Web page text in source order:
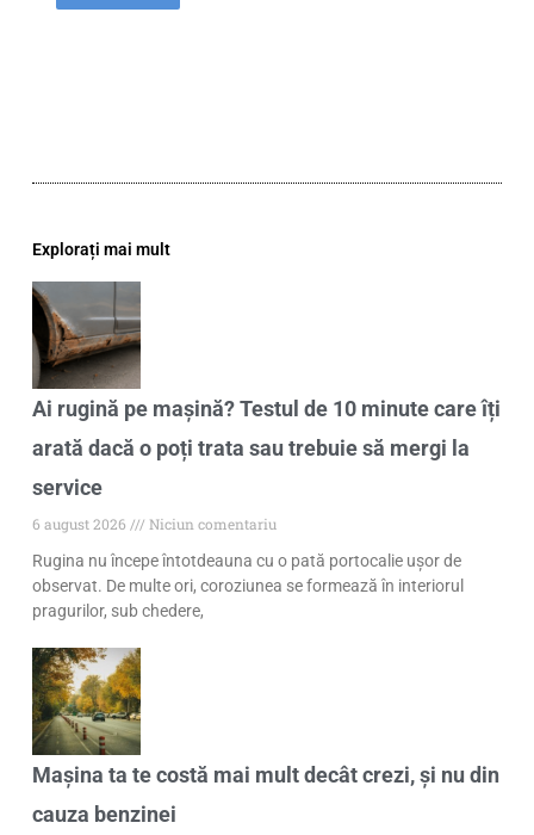
Explorați mai mult
Ai rugină pe mașină? Testul de 10 minute care îți
arată dacă o poți trata sau trebuie să mergi la
service
6 august 2026
Niciun comentariu
Rugina nu începe întotdeauna cu o pată portocalie ușor de
observat. De multe ori, coroziunea se formează în interiorul
pragurilor, sub chedere,
Mașina ta te costă mai mult decât crezi, și nu din
cauza benzinei